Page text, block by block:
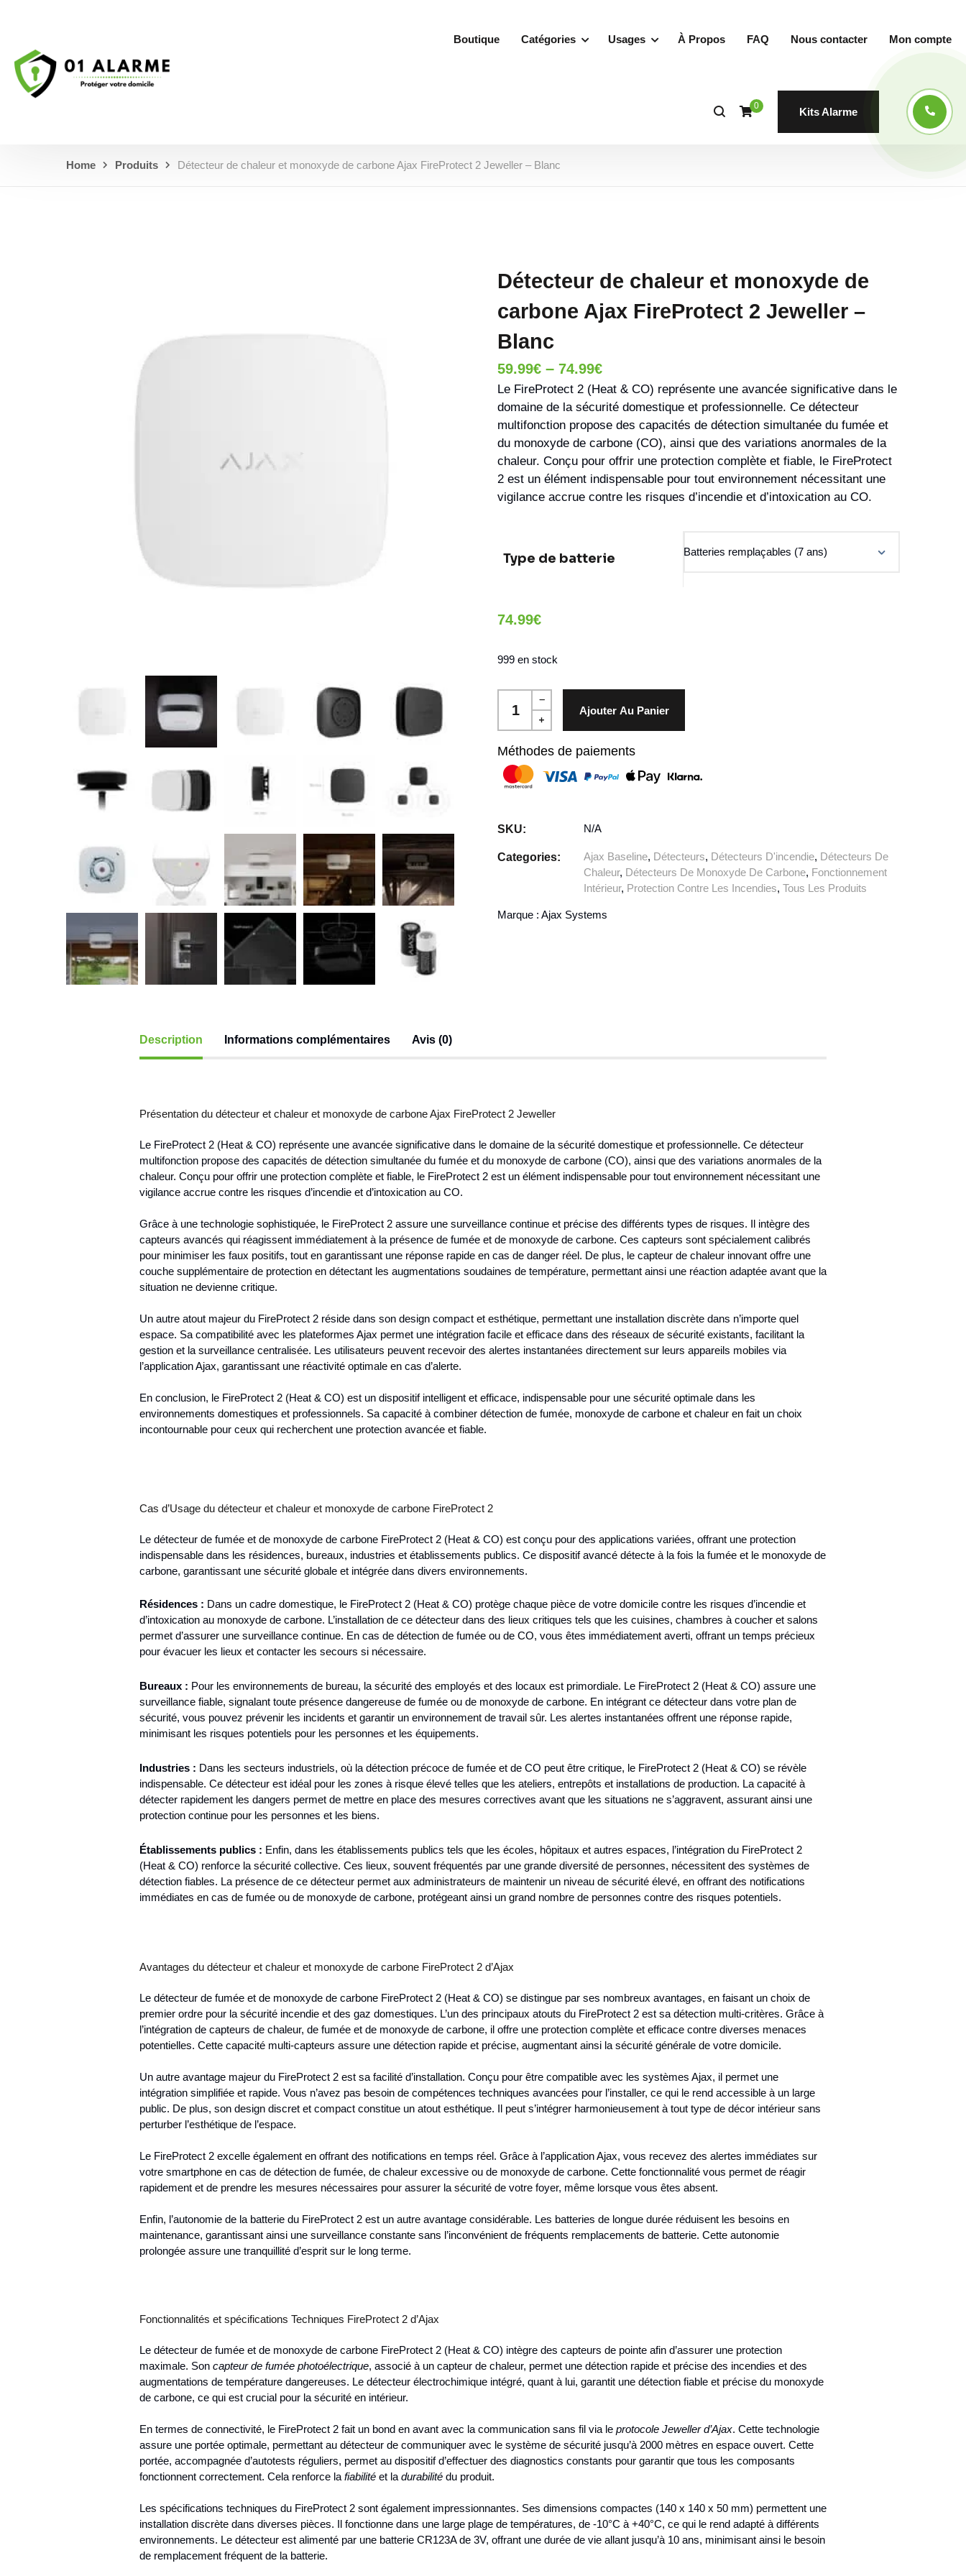
Boutique Catégories Usages À Propos FAQ Nous contacter Mon compte
0
Kits Alarme
Home Produits Détecteur de chaleur et monoxyde de carbone Ajax FireProtect 2 Jeweller – Blanc
Détecteur de chaleur et monoxyde de
carbone Ajax FireProtect 2 Jeweller –
Blanc
59.99€ – 74.99€
Le FireProtect 2 (Heat & CO) représente une avancée significative dans le
domaine de la sécurité domestique et professionnelle. Ce détecteur
multifonction propose des capacités de détection simultanée du fumée et
du monoxyde de carbone (CO), ainsi que des variations anormales de la
chaleur. Conçu pour offrir une protection complète et fiable, le FireProtect
2 est un élément indispensable pour tout environnement nécessitant une
vigilance accrue contre les risques d’incendie et d’intoxication au CO.
Type de batterie
74.99€
999 en stock
Ajouter Au Panier
Méthodes de paiements
SKU: N/A
Categories: Ajax Baseline, Détecteurs, Détecteurs D'incendie, Détecteurs De
Chaleur, Détecteurs De Monoxyde De Carbone, Fonctionnement
Intérieur, Protection Contre Les Incendies, Tous Les Produits
Marque : Ajax Systems
Description Informations complémentaires Avis (0)
Présentation du détecteur et chaleur et monoxyde de carbone Ajax FireProtect 2 Jeweller
Le FireProtect 2 (Heat & CO) représente une avancée significative dans le domaine de la sécurité domestique et professionnelle. Ce détecteur
multifonction propose des capacités de détection simultanée du fumée et du monoxyde de carbone (CO), ainsi que des variations anormales de la
chaleur. Conçu pour offrir une protection complète et fiable, le FireProtect 2 est un élément indispensable pour tout environnement nécessitant une
vigilance accrue contre les risques d’incendie et d’intoxication au CO.
Grâce à une technologie sophistiquée, le FireProtect 2 assure une surveillance continue et précise des différents types de risques. Il intègre des
capteurs avancés qui réagissent immédiatement à la présence de fumée et de monoxyde de carbone. Ces capteurs sont spécialement calibrés
pour minimiser les faux positifs, tout en garantissant une réponse rapide en cas de danger réel. De plus, le capteur de chaleur innovant offre une
couche supplémentaire de protection en détectant les augmentations soudaines de température, permettant ainsi une réaction adaptée avant que la
situation ne devienne critique.
Un autre atout majeur du FireProtect 2 réside dans son design compact et esthétique, permettant une installation discrète dans n’importe quel
espace. Sa compatibilité avec les plateformes Ajax permet une intégration facile et efficace dans des réseaux de sécurité existants, facilitant la
gestion et la surveillance centralisée. Les utilisateurs peuvent recevoir des alertes instantanées directement sur leurs appareils mobiles via
l’application Ajax, garantissant une réactivité optimale en cas d’alerte.
En conclusion, le FireProtect 2 (Heat & CO) est un dispositif intelligent et efficace, indispensable pour une sécurité optimale dans les
environnements domestiques et professionnels. Sa capacité à combiner détection de fumée, monoxyde de carbone et chaleur en fait un choix
incontournable pour ceux qui recherchent une protection avancée et fiable.
Cas d’Usage du détecteur et chaleur et monoxyde de carbone FireProtect 2
Le détecteur de fumée et de monoxyde de carbone FireProtect 2 (Heat & CO) est conçu pour des applications variées, offrant une protection
indispensable dans les résidences, bureaux, industries et établissements publics. Ce dispositif avancé détecte à la fois la fumée et le monoxyde de
carbone, garantissant une sécurité globale et intégrée dans divers environnements.
Résidences : Dans un cadre domestique, le FireProtect 2 (Heat & CO) protège chaque pièce de votre domicile contre les risques d’incendie et
d’intoxication au monoxyde de carbone. L’installation de ce détecteur dans des lieux critiques tels que les cuisines, chambres à coucher et salons
permet d’assurer une surveillance continue. En cas de détection de fumée ou de CO, vous êtes immédiatement averti, offrant un temps précieux
pour évacuer les lieux et contacter les secours si nécessaire.
Bureaux : Pour les environnements de bureau, la sécurité des employés et des locaux est primordiale. Le FireProtect 2 (Heat & CO) assure une
surveillance fiable, signalant toute présence dangereuse de fumée ou de monoxyde de carbone. En intégrant ce détecteur dans votre plan de
sécurité, vous pouvez prévenir les incidents et garantir un environnement de travail sûr. Les alertes instantanées offrent une réponse rapide,
minimisant les risques potentiels pour les personnes et les équipements.
Industries : Dans les secteurs industriels, où la détection précoce de fumée et de CO peut être critique, le FireProtect 2 (Heat & CO) se révèle
indispensable. Ce détecteur est idéal pour les zones à risque élevé telles que les ateliers, entrepôts et installations de production. La capacité à
détecter rapidement les dangers permet de mettre en place des mesures correctives avant que les situations ne s’aggravent, assurant ainsi une
protection continue pour les personnes et les biens.
Établissements publics : Enfin, dans les établissements publics tels que les écoles, hôpitaux et autres espaces, l’intégration du FireProtect 2
(Heat & CO) renforce la sécurité collective. Ces lieux, souvent fréquentés par une grande diversité de personnes, nécessitent des systèmes de
détection fiables. La présence de ce détecteur permet aux administrateurs de maintenir un niveau de sécurité élevé, en offrant des notifications
immédiates en cas de fumée ou de monoxyde de carbone, protégeant ainsi un grand nombre de personnes contre des risques potentiels.
Avantages du détecteur et chaleur et monoxyde de carbone FireProtect 2 d’Ajax
Le détecteur de fumée et de monoxyde de carbone FireProtect 2 (Heat & CO) se distingue par ses nombreux avantages, en faisant un choix de
premier ordre pour la sécurité incendie et des gaz domestiques. L’un des principaux atouts du FireProtect 2 est sa détection multi-critères. Grâce à
l’intégration de capteurs de chaleur, de fumée et de monoxyde de carbone, il offre une protection complète et efficace contre diverses menaces
potentielles. Cette capacité multi-capteurs assure une détection rapide et précise, augmentant ainsi la sécurité générale de votre domicile.
Un autre avantage majeur du FireProtect 2 est sa facilité d’installation. Conçu pour être compatible avec les systèmes Ajax, il permet une
intégration simplifiée et rapide. Vous n’avez pas besoin de compétences techniques avancées pour l’installer, ce qui le rend accessible à un large
public. De plus, son design discret et compact constitue un atout esthétique. Il peut s’intégrer harmonieusement à tout type de décor intérieur sans
perturber l’esthétique de l’espace.
Le FireProtect 2 excelle également en offrant des notifications en temps réel. Grâce à l’application Ajax, vous recevez des alertes immédiates sur
votre smartphone en cas de détection de fumée, de chaleur excessive ou de monoxyde de carbone. Cette fonctionnalité vous permet de réagir
rapidement et de prendre les mesures nécessaires pour assurer la sécurité de votre foyer, même lorsque vous êtes absent.
Enfin, l’autonomie de la batterie du FireProtect 2 est un autre avantage considérable. Les batteries de longue durée réduisent les besoins en
maintenance, garantissant ainsi une surveillance constante sans l’inconvénient de fréquents remplacements de batterie. Cette autonomie
prolongée assure une tranquillité d’esprit sur le long terme.
Fonctionnalités et spécifications Techniques FireProtect 2 d’Ajax
Le détecteur de fumée et de monoxyde de carbone FireProtect 2 (Heat & CO) intègre des capteurs de pointe afin d’assurer une protection
maximale. Son capteur de fumée photoélectrique, associé à un capteur de chaleur, permet une détection rapide et précise des incendies et des
augmentations de température dangereuses. Le détecteur électrochimique intégré, quant à lui, garantit une détection fiable et précise du monoxyde
de carbone, ce qui est crucial pour la sécurité en intérieur.
En termes de connectivité, le FireProtect 2 fait un bond en avant avec la communication sans fil via le protocole Jeweller d’Ajax. Cette technologie
assure une portée optimale, permettant au détecteur de communiquer avec le système de sécurité jusqu’à 2000 mètres en espace ouvert. Cette
portée, accompagnée d’autotests réguliers, permet au dispositif d’effectuer des diagnostics constants pour garantir que tous les composants
fonctionnent correctement. Cela renforce la fiabilité et la durabilité du produit.
Les spécifications techniques du FireProtect 2 sont également impressionnantes. Ses dimensions compactes (140 x 140 x 50 mm) permettent une
installation discrète dans diverses pièces. Il fonctionne dans une large plage de températures, de -10°C à +40°C, ce qui le rend adapté à différents
environnements. Le détecteur est alimenté par une batterie CR123A de 3V, offrant une durée de vie allant jusqu’à 10 ans, minimisant ainsi le besoin
de remplacement fréquent de la batterie.